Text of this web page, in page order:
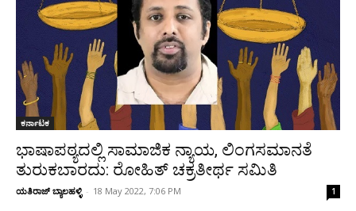
ಕರ್ನಾಟಕ
ಭಾಷಾಪಠ್ಯದಲ್ಲಿ ಸಾಮಾಜಿಕ ನ್ಯಾಯ, ಲಿಂಗಸಮಾನತೆ
ತುರುಕಬಾರದು: ರೋಹಿತ್‌ ಚಕ್ರತೀರ್ಥ ಸಮಿತಿ
ಯತಿರಾಜ್ ಬ್ಯಾಲಹಳ್ಳಿ - 18 May 2022, 7:06 PM 1